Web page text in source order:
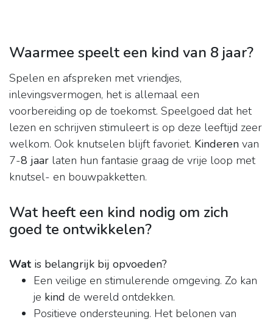
Waarmee speelt een kind van 8 jaar?
Spelen en afspreken met vriendjes,
inlevingsvermogen, het is allemaal een
voorbereiding op de toekomst. Speelgoed dat het
lezen en schrijven stimuleert is op deze leeftijd zeer
welkom. Ook knutselen blijft favoriet. Kinderen van
7-8 jaar laten hun fantasie graag de vrije loop met
knutsel- en bouwpakketten.
Wat heeft een kind nodig om zich
goed te ontwikkelen?
Wat is belangrijk bij opvoeden?
Een veilige en stimulerende omgeving. Zo kan
je kind de wereld ontdekken.
Positieve ondersteuning. Het belonen van